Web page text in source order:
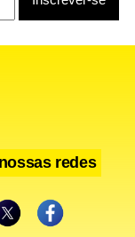
redes